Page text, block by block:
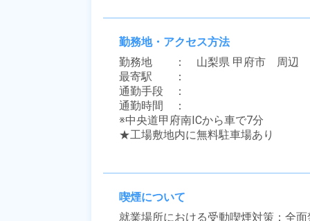
勤務地・アクセス方法
勤務地　　：　山梨県 甲府市　周辺
最寄駅　　：
通勤手段　：
通勤時間　：
※中央道甲府南ICから車で7分
★工場敷地内に無料駐車場あり
喫煙について
就業場所における受動喫煙対策：全面